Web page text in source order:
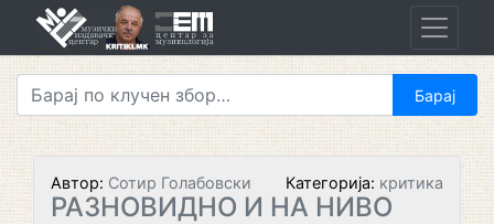
Автор: Сотир Голабовски Категорија: критика
РАЗНОВИДНО И НА НИВО